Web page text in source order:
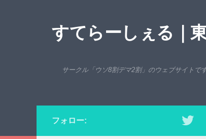
すてらーしぇる｜
サークル「ウソ8割デマ2割」のウェブサイトで
フォロー: